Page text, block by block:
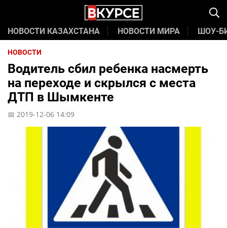
НОВОСТИ КАЗАХСТАНА НОВОСТИ МИРА ШОУ-
НОВОСТИ
Водитель сбил ребенка насмерть
на переходе и скрылся с места
ДТП в Шымкенте
📅 2019-12-06 14:09